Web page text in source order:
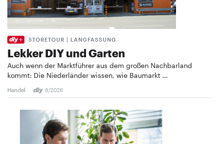
STORETOUR | LANGFASSUNG
Lekker DIY und Garten
Auch wenn der Marktführer aus dem großen Nachbarland
kommt: Die Niederländer wissen, wie Baumarkt …
Handel 8/2026